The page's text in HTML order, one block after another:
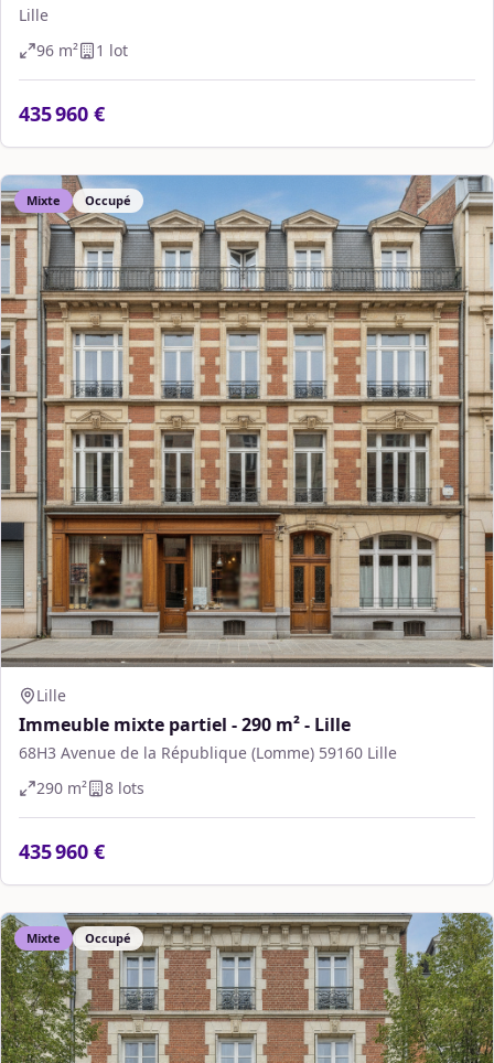
Lille
96 m² 1 lot
435 960 €
Mixte Occupé
Lille
Immeuble mixte partiel - 290 m² - Lille
68H3 Avenue de la République (Lomme) 59160 Lille
290 m² 8 lots
435 960 €
Mixte Occupé